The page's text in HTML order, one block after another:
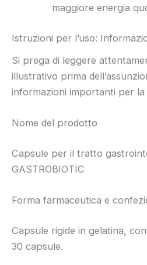
maggiore energia
Istruzioni per l’uso:
Si prega di leggere
illustrativo prima
informazioni importanti per
Nome del prodotto
Capsule per il tratto
GASTROBIOTIC
Forma farmaceutica e
Capsule rigide in gelatina,
30 capsule.